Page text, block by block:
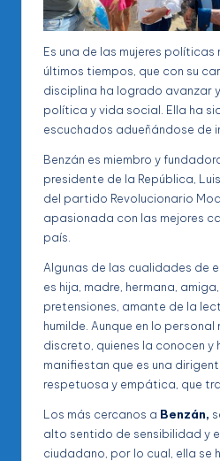
Es una de las mujeres
últimos tiempos, que con su
disciplina ha logrado avanzar
política y vida social. Ella ha
escuchados adueñándose de
Benzán es miembro y
presidente de la República,
del partido Revolucionario
apasionada con las mejores
país.
Algunas de las cualidades de
es hija, madre, hermana,
pretensiones, amante de la
humilde. Aunque en lo personal
discreto, quienes la conocen
manifiestan que es una
respetuosa y empática, que
Los más cercanos a Benzán,
alto sentido de sensibilidad y
ciudadano, por lo cual, ella se